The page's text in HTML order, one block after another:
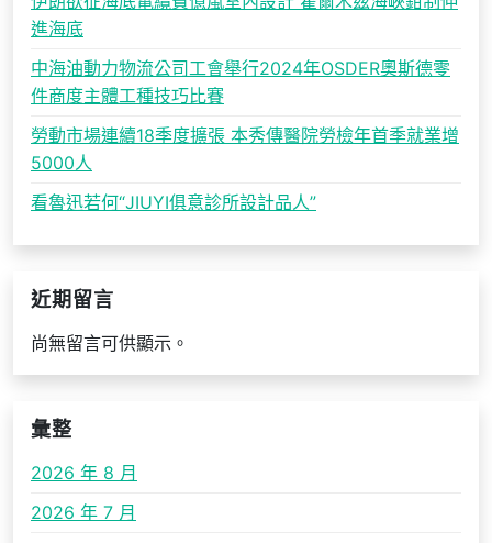
進海底
中海油動力物流公司工會舉行2024年OSDER奧斯德零
件商度主體工種技巧比賽
勞動市場連續18季度擴張 本秀傳醫院勞檢年首季就業增
5000人
看魯迅若何“JIUYI俱意診所設計品人”
近期留言
尚無留言可供顯示。
彙整
2026 年 8 月
2026 年 7 月